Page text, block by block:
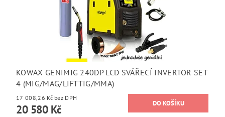
KOWAX GENIMIG 240DP LCD SVÁŘECÍ INVERTOR SET
4 (MIG/MAG/LIFTTIG/MMA)
17 008,26 Kč bez DPH
20 580 Kč